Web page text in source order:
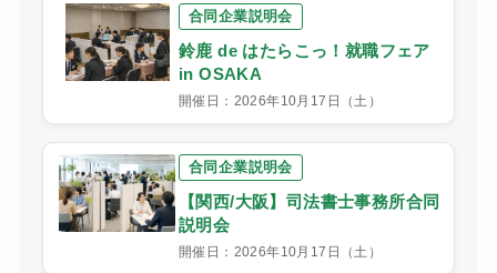
合同企業説明会
鈴鹿 de はたらこっ！就職フェア
in OSAKA
開催日：2026年10月17日（土）
合同企業説明会
【関西/大阪】司法書士事務所合同
説明会
開催日：2026年10月17日（土）